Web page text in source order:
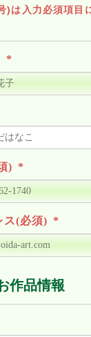
)は入力必須項目
*
) *
ス(必須) *
作品情報